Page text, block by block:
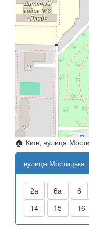
🏠 Київ, вулиця
вулиця Мостицька
2а 6а 6
14
15 16